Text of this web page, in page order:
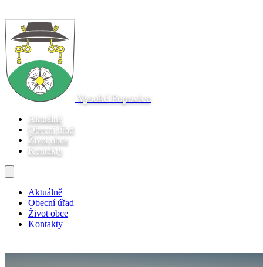
Vysoké Popovice
Aktuálně
Obecní úřad
Život obce
Kontakty
Aktuálně
Obecní úřad
Život obce
Kontakty